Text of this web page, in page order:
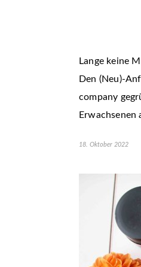
Lange keine
Den (Neu)-
company
Erwachsenen
18. Oktober 2022